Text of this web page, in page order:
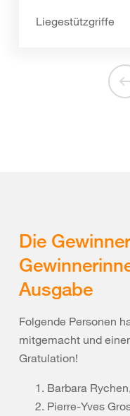
Liegestützgriffe
Die
Ausgabe
Folgende Personen
mitgemacht und
Gratulation!
Barbara
Pierre-Yves